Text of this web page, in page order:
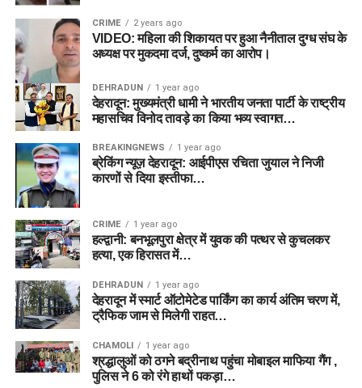
CRIME 2 years ago
VIDEO: महिला की शिकायत पर हुआ नैनीताल दुग्ध संघ के
अध्यक्ष पर मुकदमा दर्ज, दुष्कर्म का आरोप।
DEHRADUN 1 year ago
देहरादून: मुख्यमंत्री धामी ने भारतीय जनता पार्टी के राष्ट्रीय
महासचिव विनोद तावड़े का किया भव्य स्वागत…
BREAKINGNEWS 1 year ago
ब्रेकिंग न्यूज़ देहरादून: आईपीएस रचिता जुयाल ने निजी
कारणों से दिया इस्तीफा…
CRIME 1 year ago
हल्द्वानी: बनभूलपुरा क्षेत्र में युवक की पत्थर से कुचलकर
हत्या, एक हिरासत में…
DEHRADUN 1 year ago
देहरादून में स्मार्ट ऑटोमेटेड पार्किंग का कार्य अंतिम चरण में,
ट्रैफिक जाम से मिलेगी राहत…
CHAMOLI 1 year ago
श्रद्धालुओं को ठगने बद्रीनाथ पहुंचा मोबाइल माफिया गैंग ,
पुलिस ने 6 को रंगे हाथों पकड़ा…